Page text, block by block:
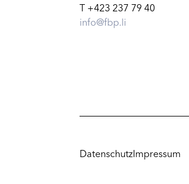
T +423 237 79 40
info@fbp.li
Datenschutz Impressum